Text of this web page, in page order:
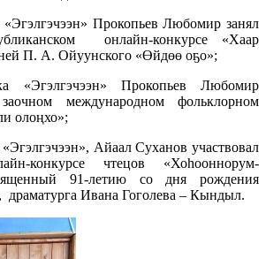
«Эгэлгэчээн» Прокопьев Любомир занял
онлайн-конкурсе «Хаар
П. А. Ойуунского «Өйдөө оҕо»;
«Эгэлгэчээн» Прокопьев Любомир
международном фольклорном
олоңхо»;
Айаал Суханов участвовал
конкурсе чтецов «Хоһооннорум-
91-летию со дня рождения
драматурга Ивана Гоголева – Кындыл.